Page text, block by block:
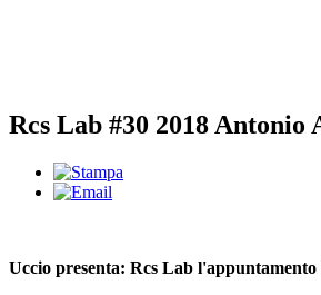
Rcs Lab #30 2018 Antonio
Uccio presenta: Rcs Lab